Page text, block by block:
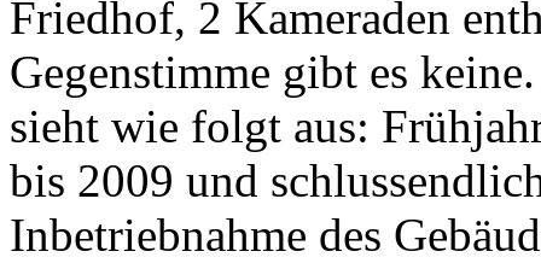
Friedhof, 2 Kameraden
Gegenstimme gibt es
sieht wie folgt aus:
bis 2009 und
Inbetriebnahme des